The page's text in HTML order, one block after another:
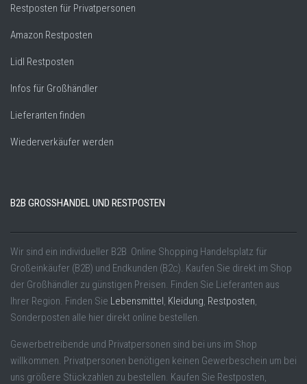
Restposten für Privatpersonen
Amazon Restposten
Lidl Restposten
Infos für Großhändler
Lieferanten finden
Wiederverkäufer werden
B2B GROSSHANDEL UND RESTPOSTEN
Wir sind ein individueller B2B Online Shopping Handelsplatz für
Großeinkäufer (B2B) und Endkunden (B2c). Kaufen Sie direkt im Shop
der Großhändler zu günstigen Preisen. Finden Sie Lieferanten aus
Ihrer Region. Finden Sie Lebensmittel , Kleidung, Restposten,
Sonderposten alle hier direkt online bestellen.
Gewerbetreibende und Privatpersonen sind bei uns im Shop
willkommen. Privatpersonen benötigen keinen Gewerbeschein um bei
uns größere Stückzahlen zu bestellen. Kaufen Sie Restposten,